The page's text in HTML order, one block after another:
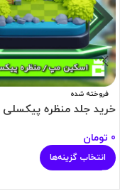
فروخته شده
خرید جلد منظره پیکسلی
0 تومان
انتخاب گزینه‌ها